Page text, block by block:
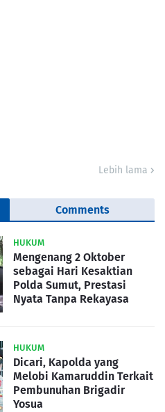
Lebih lama
Comments
HUKUM
Mengenang 2 Oktober
sebagai Hari Kesaktian
Polda Sumut, Prestasi
Nyata Tanpa Rekayasa
HUKUM
Dicari, Kapolda yang
Melobi Kamaruddin Terkait
Pembunuhan Brigadir
Yosua